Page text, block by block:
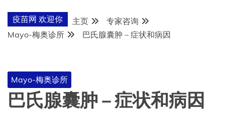
疫苗网 欢迎你 主页
专家咨询
Mayo-梅奥诊所
巴氏腺囊肿 – 症状和病因
Mayo-梅奥诊所
巴氏腺囊肿 – 症状和病因